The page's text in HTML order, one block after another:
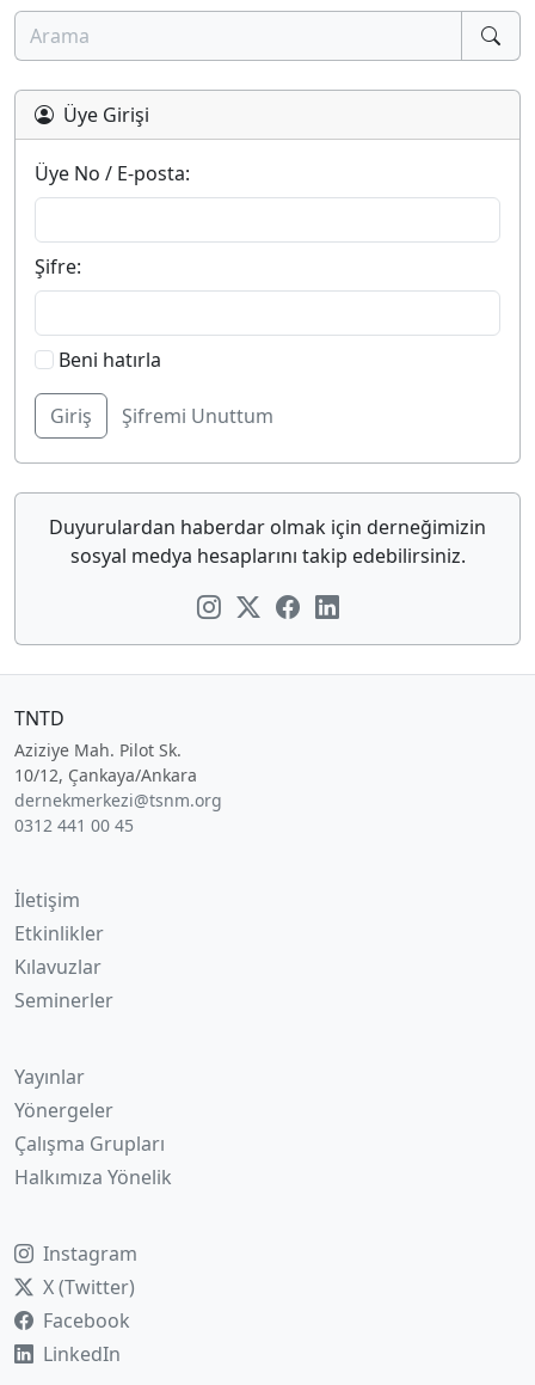
Üye Girişi
Üye No / E-posta:
Şifre:
Beni hatırla
Şifremi Unuttum
Duyurulardan haberdar olmak için derneğimizin
sosyal medya hesaplarını takip edebilirsiniz.
TNTD
Aziziye Mah. Pilot Sk.
10/12, Çankaya/Ankara
dernekmerkezi@tsnm.org
0312 441 00 45
İletişim
Etkinlikler
Kılavuzlar
Seminerler
Yayınlar
Yönergeler
Çalışma Grupları
Halkımıza Yönelik
Instagram
X (Twitter)
Facebook
LinkedIn